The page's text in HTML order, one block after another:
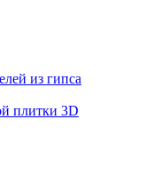
из гипса
плитки 3D